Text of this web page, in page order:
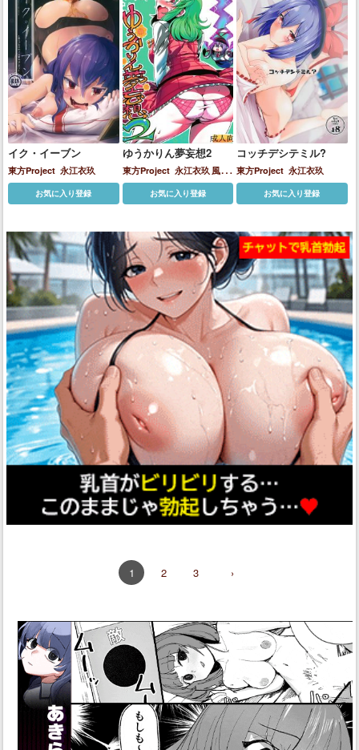
イク・イーブン
東方Project 永江衣玖
お気に入り登録
ゆうかりん夢妄想2
東方Project 永江衣玖風見
幽香
お気に入り登録
コッチデシテミル?
東方Project 永江衣玖
お気に入り登録
1 2 3 ›